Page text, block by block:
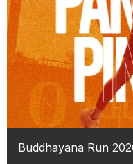
Buddhayana Run